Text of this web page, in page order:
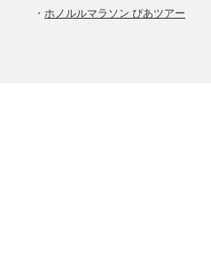
・ ホノルルマラソン ぴあツアー